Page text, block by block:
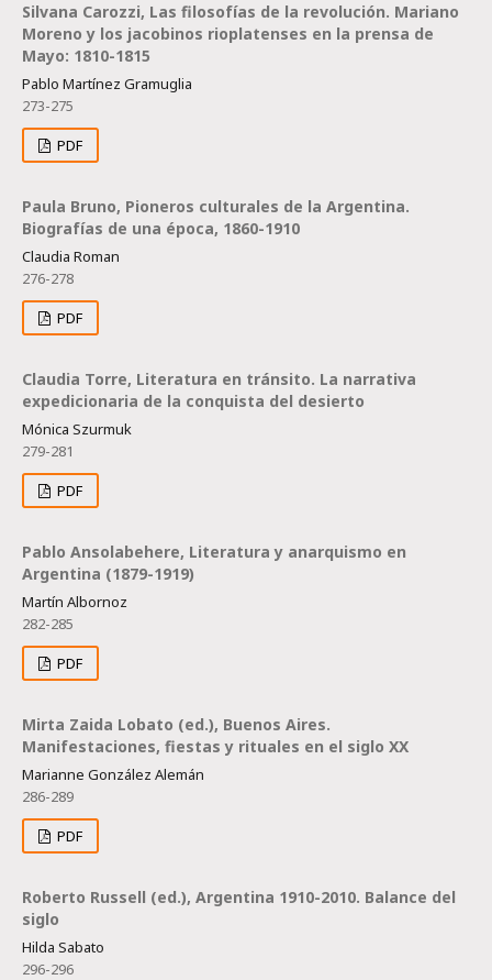
Silvana Carozzi, Las filosofías de la revolución. Mariano
Moreno y los jacobinos rioplatenses en la prensa de
Mayo: 1810-1815
Pablo Martínez Gramuglia
273-275
PDF
Paula Bruno, Pioneros culturales de la Argentina.
Biografías de una época, 1860-1910
Claudia Roman
276-278
PDF
Claudia Torre, Literatura en tránsito. La narrativa
expedicionaria de la conquista del desierto
Mónica Szurmuk
279-281
PDF
Pablo Ansolabehere, Literatura y anarquismo en
Argentina (1879-1919)
Martín Albornoz
282-285
PDF
Mirta Zaida Lobato (ed.), Buenos Aires.
Manifestaciones, fiestas y rituales en el siglo XX
Marianne González Alemán
286-289
PDF
Roberto Russell (ed.), Argentina 1910-2010. Balance del
siglo
Hilda Sabato
296-296